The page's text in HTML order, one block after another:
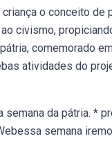
o conceito de
civismo,
comemorado
atividades do
da pátria. *
semana